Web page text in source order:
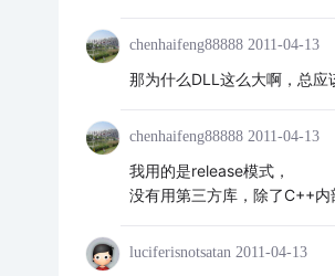
chenhaifeng88888 2011-04-13
那为什么DLL这么大啊，总应
chenhaifeng88888 2011-04-13
我用的是release模式，
没有用第三方库，除了C++内
luciferisnotsatan 2011-04-13